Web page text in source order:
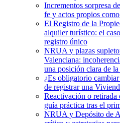
Incrementos sorpresa
fe y actos propios
El Registro de la
alquiler turístico: el
registro único
NRUA y plazas
Valenciana:
una posición clara de
¿Es obligatorio
de registrar una
Reactivación o
guía práctica tras el
NRUA y Depósito de